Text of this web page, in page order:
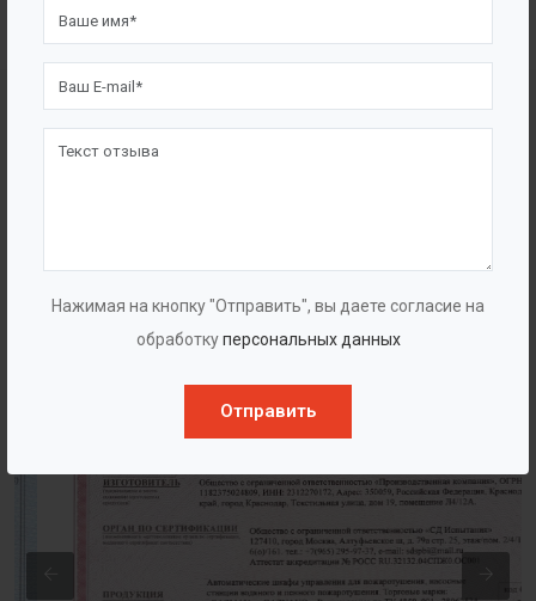
Нажимая на кнопку "Отправить", вы даете согласие на
обработкуперсональных данных
Отправить
Счастливых клиентов
Сертификаты